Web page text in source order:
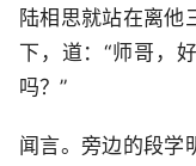
陆相思就站在离他
下，道：“师哥，
吗？”
闻言。旁边的段学